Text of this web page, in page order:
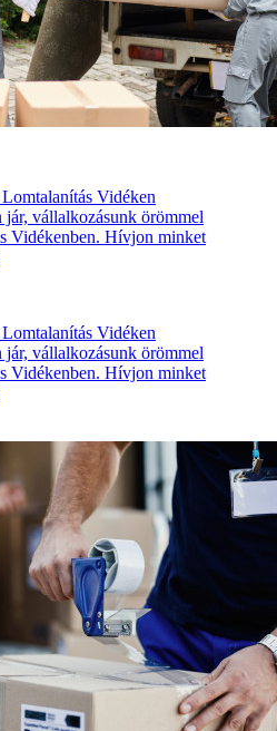
Vidéken
jár, vállalkozásunk örömmel
Vidékenben. Hívjon minket
Vidéken
jár, vállalkozásunk örömmel
Vidékenben. Hívjon minket